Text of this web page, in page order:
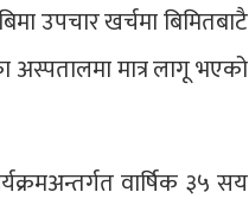
उपचार खर्चमा बिमितबाटै
अस्पतालमा मात्र लागू भएको
वार्षिक ३५ सय